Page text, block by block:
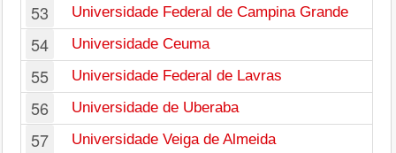
53 Universidade Federal de Campina Grande
54 Universidade Ceuma
55 Universidade Federal de Lavras
56 Universidade de Uberaba
57 Universidade Veiga de Almeida